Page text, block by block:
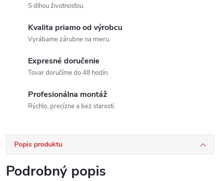
S dlhou životnosťou.
Kvalita priamo od výrobcu
Vyrábame zárubne na mieru.
Expresné doručenie
Tovar doručíme do 48 hodín.
Profesionálna montáž
Rýchlo, precízne a bez starostí.
Popis produktu
Podrobný popis